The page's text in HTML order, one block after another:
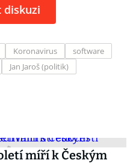
diskuzi
Koronavirus
software
Jan Jaroš (politik)
míří k Českým